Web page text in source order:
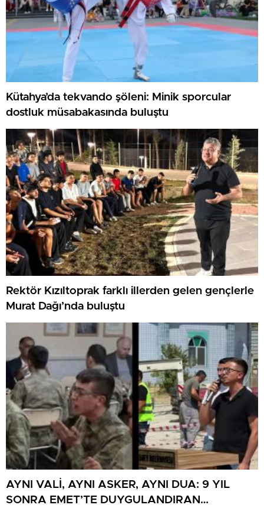
Kütahya’da tekvando şöleni: Minik sporcular
dostluk müsabakasında buluştu
Rektör Kızıltoprak farklı illerden gelen gençlerle
Murat Dağı’nda buluştu
AYNI VALİ, AYNI ASKER, AYNI DUA: 9 YIL
SONRA EMET’TE DUYGULANDIRAN